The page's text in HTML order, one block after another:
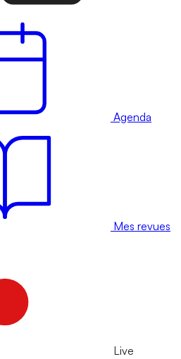
Agenda
Mes revues
Live